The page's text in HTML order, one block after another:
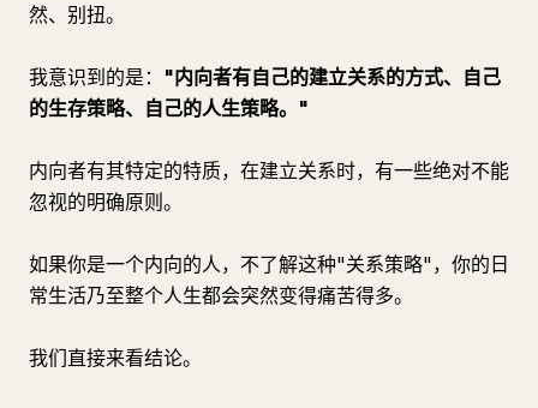
然、别扭。
我意识到的是： "内向者有自己的建立关系的方式、自己
的生存策略、自己的人生策略。"
内向者有其特定的特质，在建立关系时，有一些绝对不能
忽视的明确原则。
如果你是一个内向的人，不了解这种"关系策略"，你的日
常生活乃至整个人生都会突然变得痛苦得多。
我们直接来看结论。